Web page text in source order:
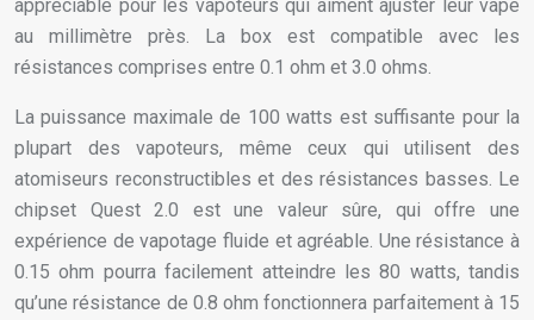
appréciable pour les vapoteurs qui aiment ajuster leur vape
au millimètre près. La box est compatible avec les
résistances comprises entre 0.1 ohm et 3.0 ohms.
La puissance maximale de 100 watts est suffisante pour la
plupart des vapoteurs, même ceux qui utilisent des
atomiseurs reconstructibles et des résistances basses. Le
chipset Quest 2.0 est une valeur sûre, qui offre une
expérience de vapotage fluide et agréable. Une résistance à
0.15 ohm pourra facilement atteindre les 80 watts, tandis
qu’une résistance de 0.8 ohm fonctionnera parfaitement à 15